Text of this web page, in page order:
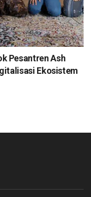
Pesantren Ash
Ekosistem